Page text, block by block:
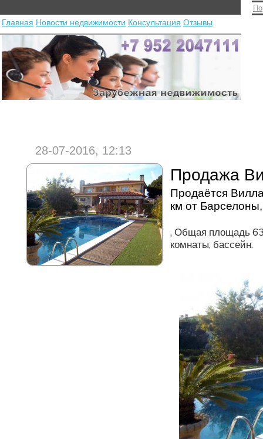
Главная Новости недвижимости Консультация Отзывы
28-07-2016, 12:13
Продажа
Продаётся
км от
, Общая площадь
комнаты, бассейн.